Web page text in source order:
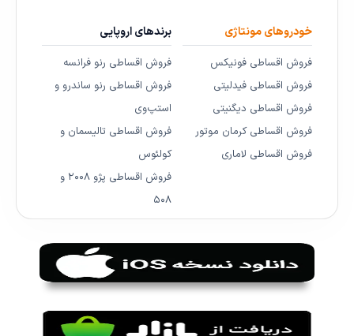
خودروهای مونتاژی
فروش اقساطی فونیکس
فروش اقساطی فیدلیتی
فروش اقساطی دیگنیتی
فروش اقساطی کرمان موتور
فروش اقساطی لاماری
برندهای اروپایی
فروش اقساطی رنو فرانسه
فروش اقساطی رنو ساندرو و
استپ‌وی
فروش اقساطی تالیسمان و
کولئوس
فروش اقساطی پژو ۲۰۰۸ و
۵۰۸